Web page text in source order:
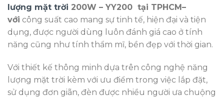
lượng mặt trời 200W – YY200 tại TPHCM–
với công suất cao mang sự tinh tế, hiện đại và tiện
dụng, được người dùng luôn đánh giá cao ở tính
năng cũng như tính thẩm mĩ, bền đẹp với thời gian.
Với thiết kế thông minh dựa trên công nghệ năng
lượng mặt trời kèm với ưu điểm trong việc lắp đặt,
sử dụng đơn giãn, đèn được nhiều người ưa chuộng